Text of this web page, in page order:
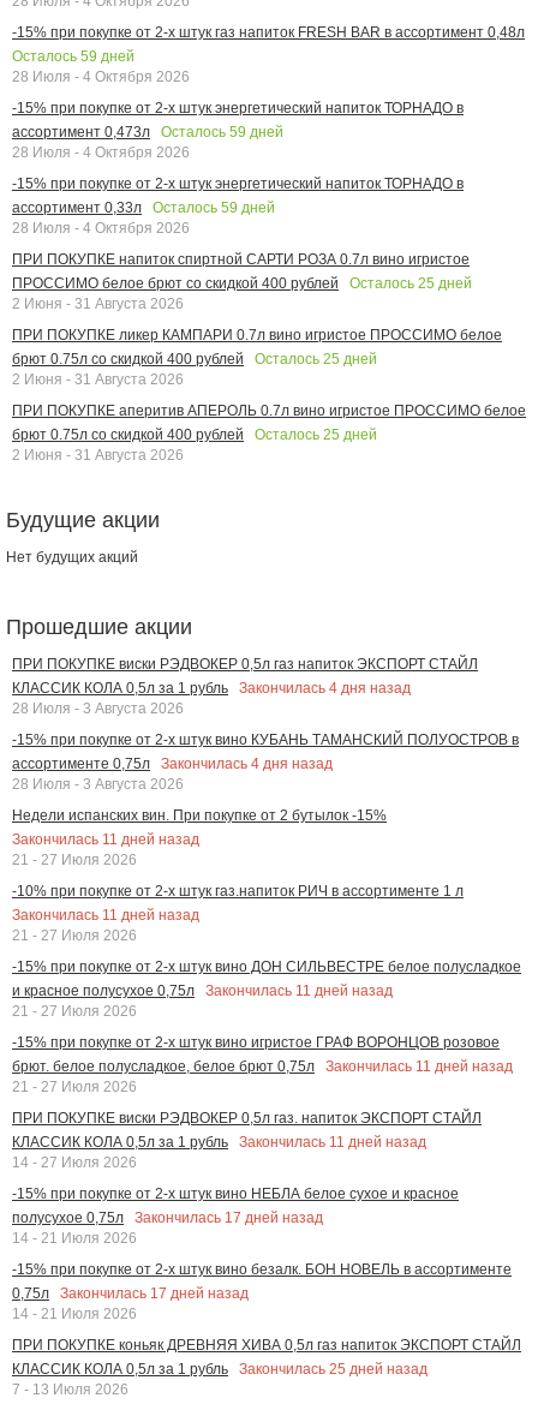
-15% при покупке от 2-х штук газ напиток FRESH BAR в ассортимент 0,48л
Осталось 59 дней
28 Июля - 4 Октября 2026
-15% при покупке от 2-х штук энергетический напиток ТОРНАДО в
ассортимент 0,473л
Осталось 59 дней
28 Июля - 4 Октября 2026
-15% при покупке от 2-х штук энергетический напиток ТОРНАДО в
ассортимент 0,33л
Осталось 59 дней
28 Июля - 4 Октября 2026
ПРИ ПОКУПКЕ напиток спиртной САРТИ РОЗА 0.7л вино игристое
ПРОССИМО белое брют со скидкой 400 рублей
Осталось 25 дней
2 Июня - 31 Августа 2026
ПРИ ПОКУПКЕ ликер КАМПАРИ 0.7л вино игристое ПРОССИМО белое
брют 0.75л со скидкой 400 рублей
Осталось 25 дней
2 Июня - 31 Августа 2026
ПРИ ПОКУПКЕ аперитив АПЕРОЛЬ 0.7л вино игристое ПРОССИМО белое
брют 0.75л со скидкой 400 рублей
Осталось 25 дней
2 Июня - 31 Августа 2026
Будущие акции
Нет будущих акций
Прошедшие акции
ПРИ ПОКУПКЕ виски РЭДВОКЕР 0,5л газ напиток ЭКСПОРТ СТАЙЛ
КЛАССИК КОЛА 0,5л за 1 рубль
Закончилась 4 дня назад
28 Июля - 3 Августа 2026
-15% при покупке от 2-х штук вино КУБАНЬ ТАМАНСКИЙ ПОЛУОСТРОВ в
ассортименте 0,75л
Закончилась 4 дня назад
28 Июля - 3 Августа 2026
Недели испанских вин. При покупке от 2 бутылок -15%
Закончилась 11 дней назад
21 - 27 Июля 2026
-10% при покупке от 2-х штук газ.напиток РИЧ в ассортименте 1 л
Закончилась 11 дней назад
21 - 27 Июля 2026
-15% при покупке от 2-х штук вино ДОН СИЛЬВЕСТРЕ белое полусладкое
и красное полусухое 0,75л
Закончилась 11 дней назад
21 - 27 Июля 2026
-15% при покупке от 2-х штук вино игристое ГРАФ ВОРОНЦОВ розовое
брют. белое полусладкое, белое брют 0,75л
Закончилась 11 дней назад
21 - 27 Июля 2026
ПРИ ПОКУПКЕ виски РЭДВОКЕР 0,5л газ. напиток ЭКСПОРТ СТАЙЛ
КЛАССИК КОЛА 0,5л за 1 рубль
Закончилась 11 дней назад
14 - 27 Июля 2026
-15% при покупке от 2-х штук вино НЕБЛА белое сухое и красное
полусухое 0,75л
Закончилась 17 дней назад
14 - 21 Июля 2026
-15% при покупке от 2-х штук вино безалк. БОН НОВЕЛЬ в ассортименте
0,75л
Закончилась 17 дней назад
14 - 21 Июля 2026
ПРИ ПОКУПКЕ коньяк ДРЕВНЯЯ ХИВА 0,5л газ напиток ЭКСПОРТ СТАЙЛ
КЛАССИК КОЛА 0,5л за 1 рубль
Закончилась 25 дней назад
7 - 13 Июля 2026